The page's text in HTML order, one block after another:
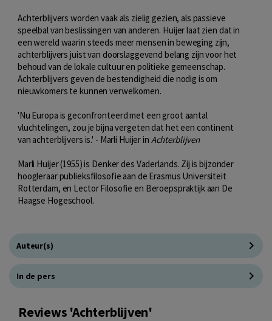
Achterblijvers worden vaak als zielig gezien, als passieve
speelbal van beslissingen van anderen. Huijer laat zien dat in
een wereld waarin steeds meer mensen in beweging zijn,
achterblijvers juist van doorslaggevend belang zijn voor het
behoud van de lokale cultuur en politieke gemeenschap.
Achterblijvers geven de bestendigheid die nodig is om
nieuwkomers te kunnen verwelkomen.
'Nu Europa is geconfronteerd met een groot aantal
vluchtelingen, zou je bijna vergeten dat het een continent
van achterblijvers is.' - Marli Huijer in Achterblijven
Marli Huijer (1955) is Denker des Vaderlands. Zij is bijzonder
hoogleraar publieksfilosofie aan de Erasmus Universiteit
Rotterdam, en Lector Filosofie en Beroepspraktijk aan De
Haagse Hogeschool.
Auteur(s)
In de pers
Reviews 'Achterblijven'